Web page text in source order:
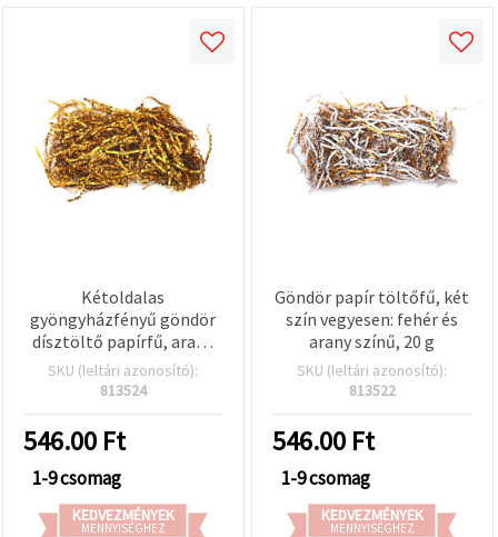
Kétoldalas
gyöngyházfényű göndör
dísztöltő papírfű, arany
színű – 20 g
SKU (leltári azonosító):
813524
546.00 Ft
1-9 csomag
KEDVEZMÉNYEK
MENNYISÉGHEZ
Göndör papír töltőfű, két
szín vegyesen: fehér és
arany színű, 20 g
SKU (leltári azonosító):
813522
546.00 Ft
1-9 csomag
KEDVEZMÉNYEK
MENNYISÉGHEZ